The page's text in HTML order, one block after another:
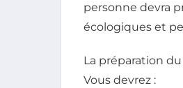
personne devra
écologiques et
La préparation
Vous devrez :